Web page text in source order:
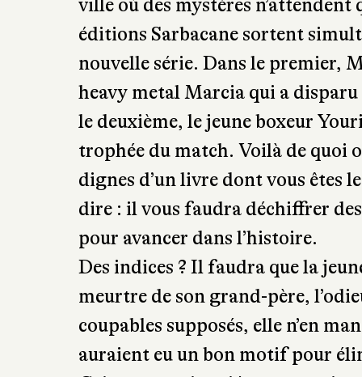
ville où des mystères
éditions Sarbacane sortent
nouvelle série. Dans le premier,
heavy metal Marcia qui a
le deuxième, le jeune boxeur
trophée du match. Voilà de quoi
dignes d’un livre dont vous êtes
dire : il vous faudra déchiffrer
pour avancer dans l’histoire.
Des indices ? Il faudra que la
meurtre de son grand-père,
coupables supposés, elle n’en
auraient eu un bon motif pour